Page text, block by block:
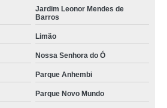
Jardim Leonor Mendes de
Barros
Limão
Nossa Senhora do Ó
Parque Anhembi
Parque Novo Mundo